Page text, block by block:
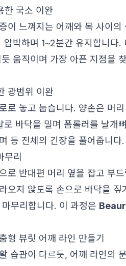
한 국소 이완
이 느껴지는 어깨와 목 사이의
압박하며 1~2분간 유지합니다
움직이며 가장 아픈 지점을
광범위 이완
로 놓고 눕습니다. 양손은 머
로 바닥을 밀며 폼롤러를 날개
등 전체의 긴장을 풀어줍니다.
무리
로 반대편 머리 옆을 잡고 부
오지 않도록 손으로 바닥을
무리합니다. 이 과정은
형 뷰릿 어깨 라인 만들기
습관이 다르듯, 어깨 라인의